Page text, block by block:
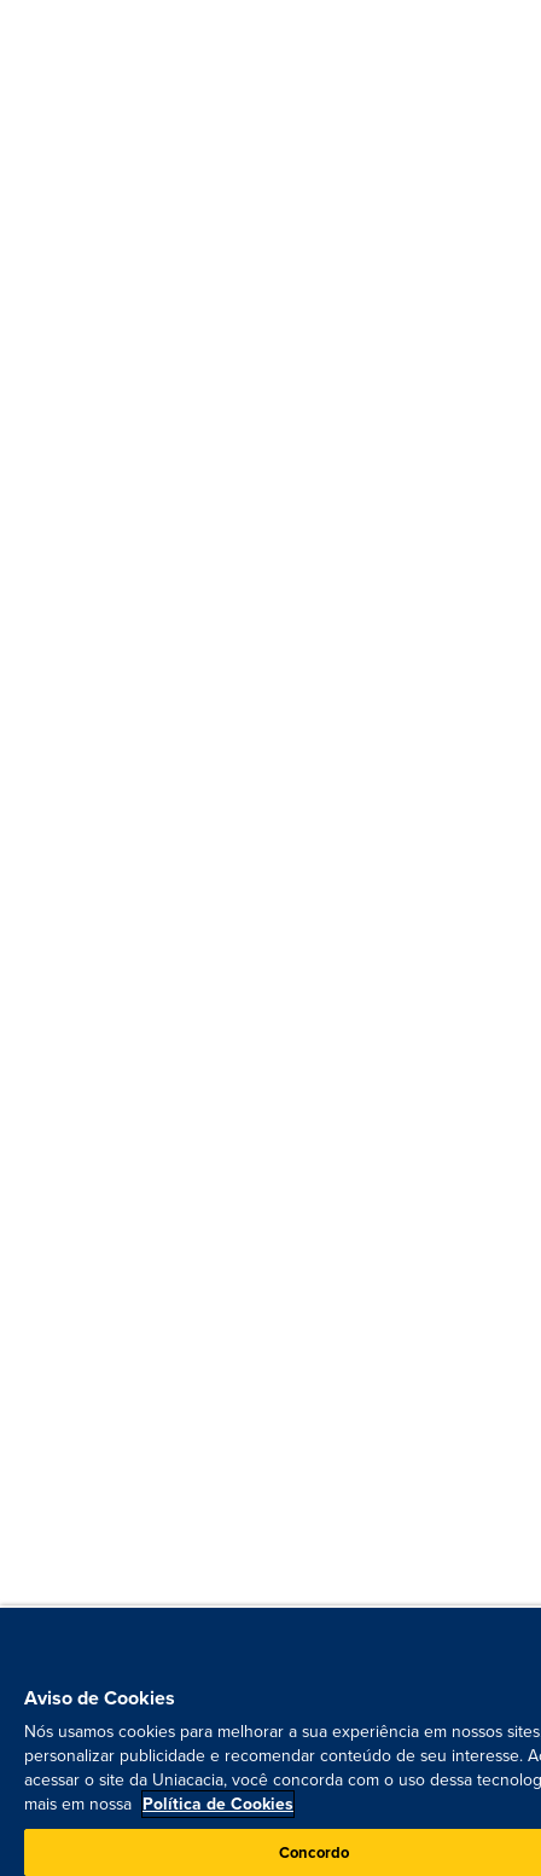
Aviso de Cookies
Nós usamos cookies para melhorar a sua experiência em nossos
personalizar publicidade e recomendar conteúdo de seu interesse.
acessar o site da Uniacacia, você concorda com o uso dessa
mais em nossa Política de Cookies
Concordo